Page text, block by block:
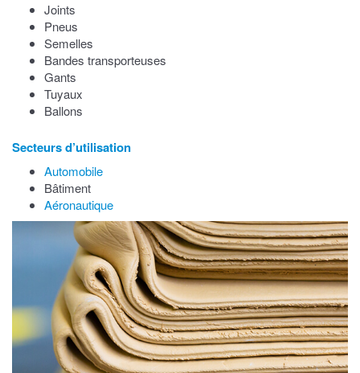
Joints
Pneus
Semelles
Bandes transporteuses
Gants
Tuyaux
Ballons
Secteurs d’utilisation
Automobile
Bâtiment
Aéronautique